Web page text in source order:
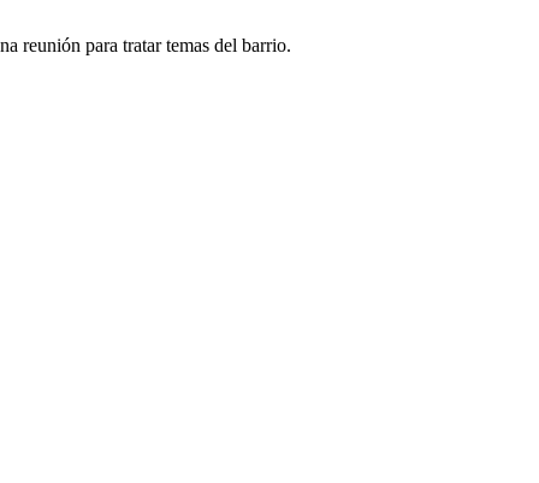
reunión para tratar temas del barrio.